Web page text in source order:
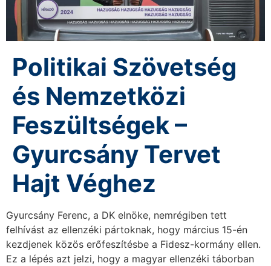
Politikai Szövetség
és Nemzetközi
Feszültségek –
Gyurcsány Tervet
Hajt Véghez
Gyurcsány Ferenc, a DK elnöke, nemrégiben tett
felhívást az ellenzéki pártoknak, hogy március 15-én
kezdjenek közös erőfeszítésbe a Fidesz-kormány ellen.
Ez a lépés azt jelzi, hogy a magyar ellenzéki táborban